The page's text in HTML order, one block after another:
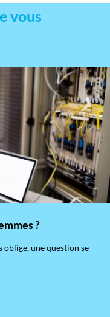
vous
?
une question se